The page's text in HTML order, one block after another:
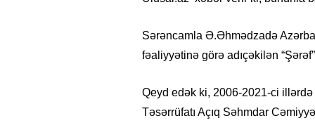
Sərəncamla Ə.Əhmədzadə
fəaliyyətinə görə adıçəkilən
Qeyd edək ki, 2006-2021-ci
Təsərrüfatı Açıq Səhmdar